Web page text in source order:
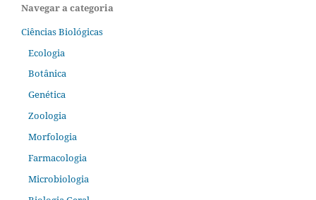
Navegar a categoria
Ciências Biológicas
Ecologia
Botânica
Genética
Zoologia
Morfologia
Farmacologia
Microbiologia